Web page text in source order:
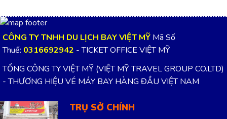
CÔNG TY TNHH DU LỊCH BAY VIỆT MỸ Mã Số
Thuế: 0316692942 - TICKET OFFICE VIỆT MỸ
TỔNG CÔNG TY VIỆT MỸ (VIỆT MỸ TRAVEL GROUP CO.LTD)
- THƯƠNG HIỆU VÉ MÁY BAY HÀNG ĐẦU VIỆT NAM
TRỤ SỞ CHÍNH